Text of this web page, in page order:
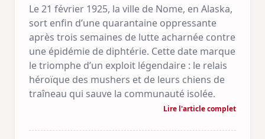
Le 21 février 1925, la ville de Nome, en Alaska,
sort enfin d’une quarantaine oppressante
après trois semaines de lutte acharnée contre
une épidémie de diphtérie. Cette date marque
le triomphe d’un exploit légendaire : le relais
héroïque des mushers et de leurs chiens de
traîneau qui sauve la communauté isolée.
Lire l'article complet